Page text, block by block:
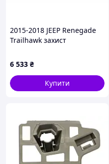
2015-2018 JEEP Renegade
Trailhawk захист
6 533 ₴
Купити